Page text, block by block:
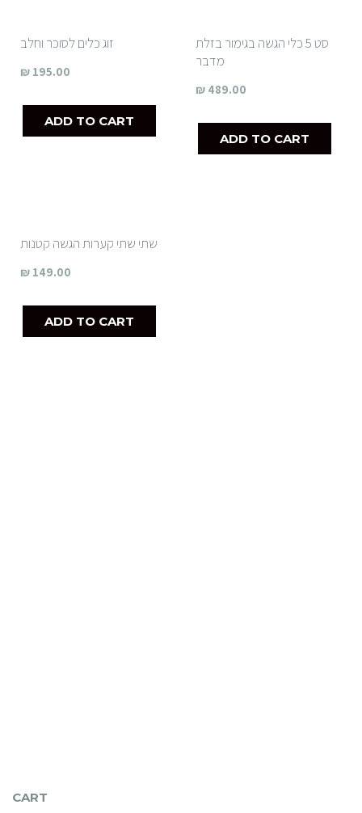
זוג כלים לסוכר וחלב
₪ 195.00
ADD TO CART
סט 5 כלי הגשה בגימור בזלת
מדבר
₪ 489.00
ADD TO CART
שתי שתי קערות הגשה קטנות
₪ 149.00
ADD TO CART
CART